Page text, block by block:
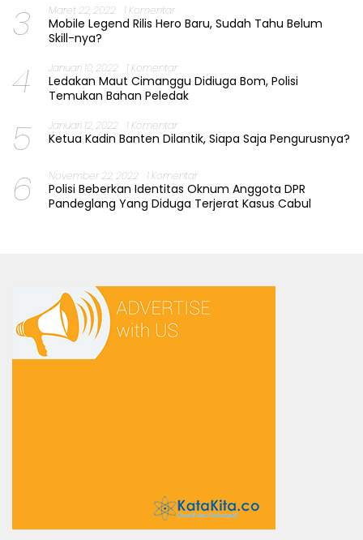
3 Maret 22, 2022 1 Komentar
Mobile Legend Rilis Hero Baru, Sudah Tahu Belum
Skill-nya?
4 Januari 10, 2022 1 Komentar
Ledakan Maut Cimanggu Didiuga Bom, Polisi
Temukan Bahan Peledak
5 Januari 12, 2022 1 Komentar
Ketua Kadin Banten Dilantik, Siapa Saja Pengurusnya?
6 November 22, 2022 1 Komentar
Polisi Beberkan Identitas Oknum Anggota DPR
Pandeglang Yang Diduga Terjerat Kasus Cabul